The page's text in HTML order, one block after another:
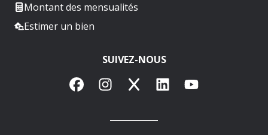
Montant des mensualités
Estimer un bien
SUIVEZ-NOUS
FacebookInstagram
X LinkedInYouTube